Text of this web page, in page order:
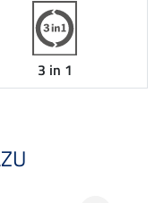
3 in 1